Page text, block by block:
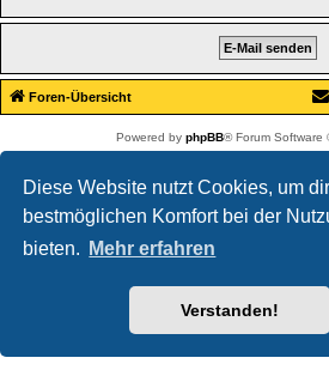
Diese Website nutzt Cookies, um
bestmöglichen Komfort bei der
bieten.
Mehr erfahren
Verstanden!
Foren-Übersicht
Powered by phpBB® Forum Software
Datenschutz |